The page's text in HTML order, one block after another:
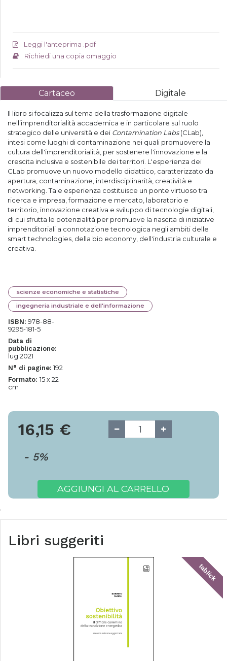
Leggi l'anteprima .pdf
Richiedi una copia omaggio
Cartaceo Digitale
Il libro si focalizza sul tema della trasformazione digitale
nell’imprenditorialità accademica e in particolare sul ruolo
strategico delle università e dei Contamination Labs(CLab),
intesi come luoghi di contaminazione nei quali promuovere la
cultura dell'imprenditorialità, per sostenere l'innovazione e la
crescita inclusiva e sostenibile dei territori. L'esperienza dei
CLab promuove un nuovo modello didattico, caratterizzato da
apertura, contaminazione, interdisciplinarità, creatività e
networking. Tale esperienza costituisce un ponte virtuoso tra
ricerca e impresa, formazione e mercato, laboratorio e
territorio, innovazione creativa e sviluppo di tecnologie digitali,
di cui sfrutta le potenzialità per promuove la nascita di iniziative
imprenditoriali a connotazione tecnologica negli ambiti delle
smart technologies, della bio economy, dell'industria culturale e
creativa.
scienze economiche e statistiche
ingegneria industriale e dell'informazione
ISBN: 978-88-
9295-181-5
Data di
pubblicazione:
lug 2021
N° di pagine: 192
Formato: 15 x 22
cm
16,15 €
- 5%
AGGIUNGI AL CARRELLO
Libri suggeriti
tablick